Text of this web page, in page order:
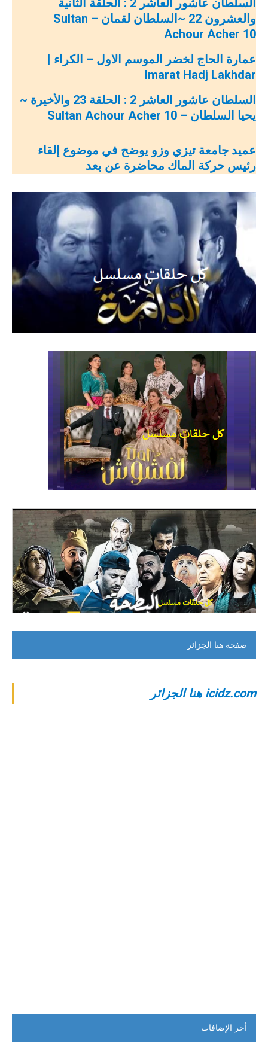
والعشرون 22 ~السلطان لقمان – Sultan
Achour Acher 10
عمارة الحاج لخضر الموسم الاول – الكراء |
Imarat Hadj Lakhdar
السلطان عاشور العاشر 2 : الحلقة 23 والأخيرة ~
يحيا السلطان – Sultan Achour Acher 10
عميد جامعة تيزي وزو يوضح في موضوع إلقاء
رئيس حركة الماك محاضرة عن بعد
صفحة هنا الجزائر
‎icidz.com هنا الجزائر‎
أخر الإضافات